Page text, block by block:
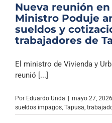
Nueva reunión
Ministro Poduje
sueldos y
trabajadores de
El ministro de Vivienda y
reunió [...]
Por Eduardo Unda | mayo 27, 2026
sueldos impagos Tapusa